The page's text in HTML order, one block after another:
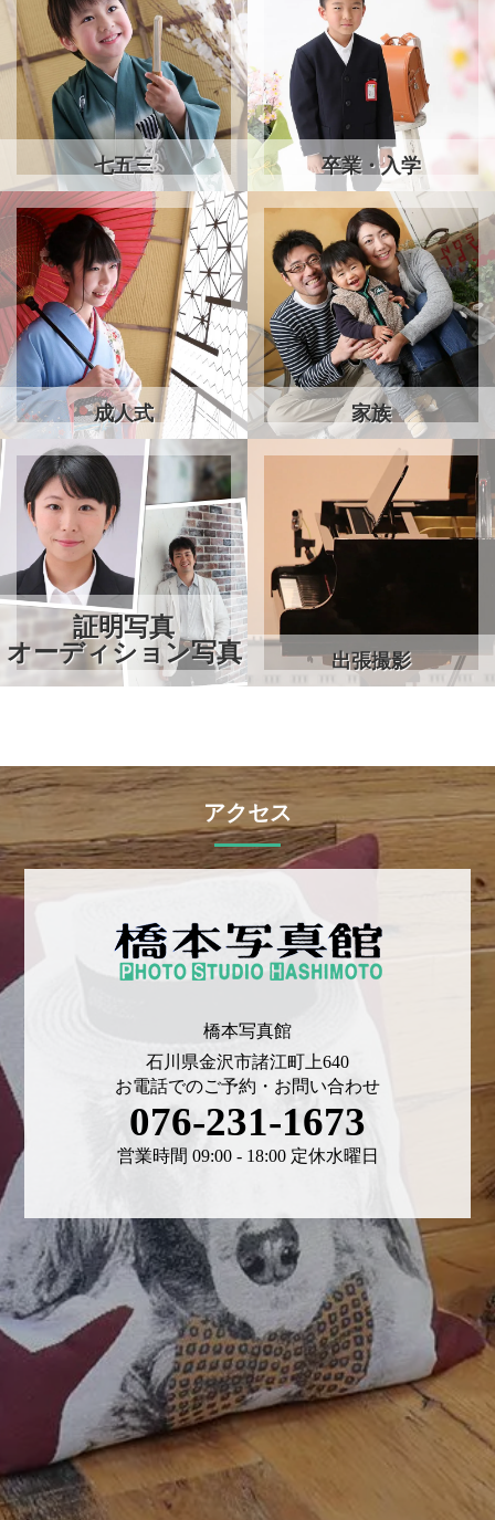
七五三 卒業・入学
成人式 家族
証明写真
オーディション写真
出張撮影
アクセス
橋本写真館
石川県金沢市諸江町上640
お電話でのご予約・お問い合わせ
076-231-1673
営業時間 09:00 - 18:00 定休水曜日